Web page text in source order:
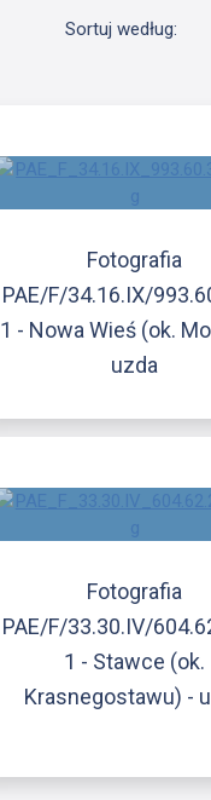
Sortuj według:
Fotografia
PAE/F/34.16.IX/
1 - Nowa Wieś (ok.
uzda
Fotografia
PAE/F/33.30.IV/
1 - Stawce (ok.
Krasnegostawu) -